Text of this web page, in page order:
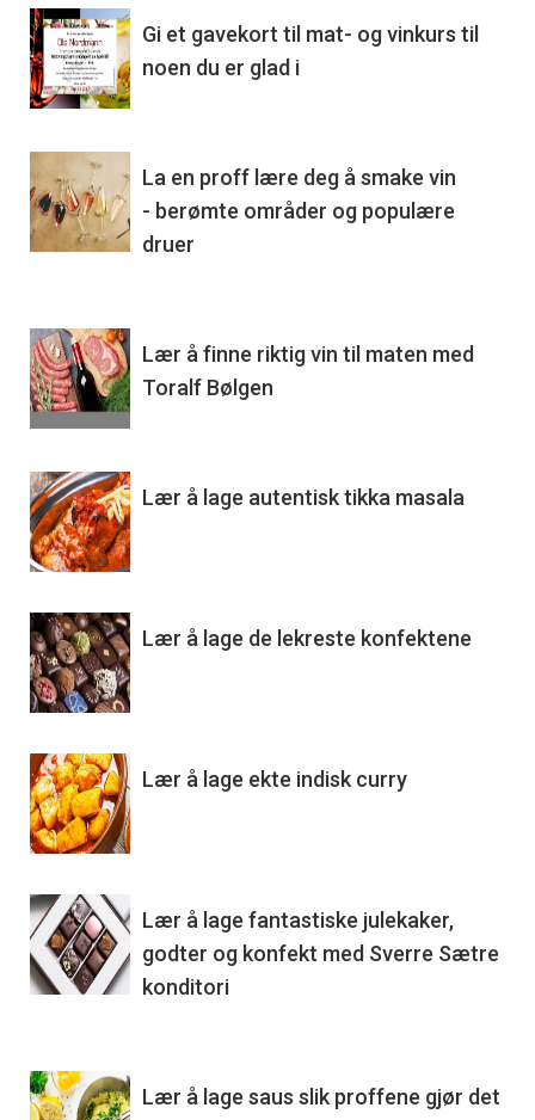
Gi et gavekort til mat- og vinkurs til
noen du er glad i
La en proff lære deg å smake vin
- berømte områder og populære
druer
Lær å finne riktig vin til maten med
Toralf Bølgen
Lær å lage autentisk tikka masala
Lær å lage de lekreste konfektene
Lær å lage ekte indisk curry
Lær å lage fantastiske julekaker,
godter og konfekt med Sverre Sætre
konditori
Lær å lage saus slik proffene gjør det